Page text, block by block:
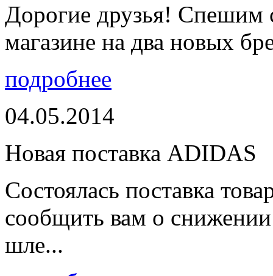
Дорогие друзья! Спешим
магазине на два новых
подробнее
04.05.2014
Новая поставка ADIDAS
Состоялась поставка
сообщить вам о
шле...